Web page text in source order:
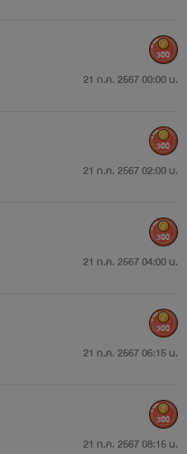
21 ก.ค. 2567 00:00 น.
300
21 ก.ค. 2567 02:00 น.
300
21 ก.ค. 2567 04:00 น.
300
21 ก.ค. 2567 06:15 น.
300
21 ก.ค. 2567 08:15 น.
300